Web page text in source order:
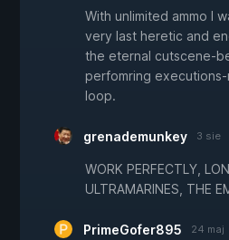
With unlimited ammo I
very last heretic and
the eternal cutscene-
perfomring
loop.
grenademunkey 3 sie
WORK PERFECTLY,
ULTRAMARINES, THE
PrimeGofer895 24 maj